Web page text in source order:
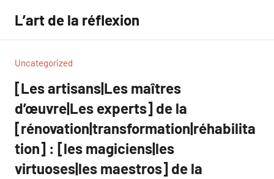
contenu
L’art de la réflexion
Uncategorized
[Les artisans|Les maîtres
d’œuvre|Les experts] de la
[rénovation|transformation|réhabilita
tion] : [les magiciens|les
virtuoses|les maestros] de la